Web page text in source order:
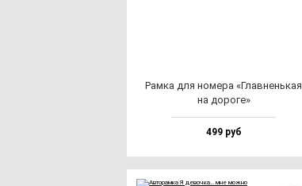
Рам­ка для но­ме­ра «Глав­нень­кая
на до­ро­ге»
499 руб